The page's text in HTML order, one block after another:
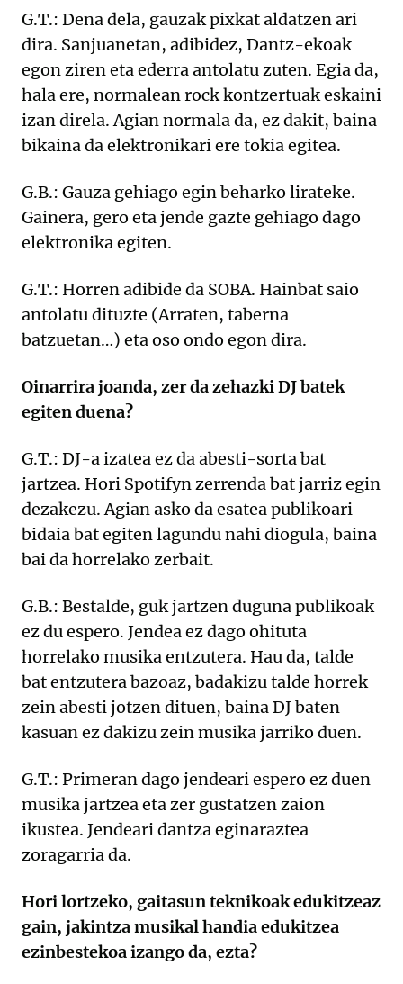
G.T.: Dena dela, gauzak pixkat aldatzen ari
dira. Sanjuanetan, adibidez, Dantz-ekoak
egon ziren eta ederra antolatu zuten. Egia da,
hala ere, normalean rock kontzertuak eskaini
izan direla. Agian normala da, ez dakit, baina
bikaina da elektronikari ere tokia egitea.
G.B.: Gauza gehiago egin beharko lirateke.
Gainera, gero eta jende gazte gehiago dago
elektronika egiten.
G.T.: Horren adibide da SOBA. Hainbat saio
antolatu dituzte (Arraten, taberna
batzuetan…) eta oso ondo egon dira.
Oinarrira joanda, zer da zehazki DJ batek
egiten duena?
G.T.: DJ-a izatea ez da abesti-sorta bat
jartzea. Hori Spotifyn zerrenda bat jarriz egin
dezakezu. Agian asko da esatea publikoari
bidaia bat egiten lagundu nahi diogula, baina
bai da horrelako zerbait.
G.B.: Bestalde, guk jartzen duguna publikoak
ez du espero. Jendea ez dago ohituta
horrelako musika entzutera. Hau da, talde
bat entzutera bazoaz, badakizu talde horrek
zein abesti jotzen dituen, baina DJ baten
kasuan ez dakizu zein musika jarriko duen.
G.T.: Primeran dago jendeari espero ez duen
musika jartzea eta zer gustatzen zaion
ikustea. Jendeari dantza eginaraztea
zoragarria da.
Hori lortzeko, gaitasun teknikoak edukitzeaz
gain, jakintza musikal handia edukitzea
ezinbestekoa izango da, ezta?